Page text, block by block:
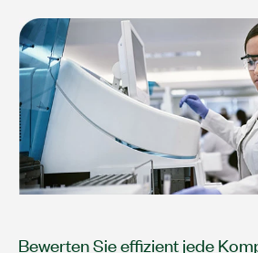
Bewerten Sie effizient jede